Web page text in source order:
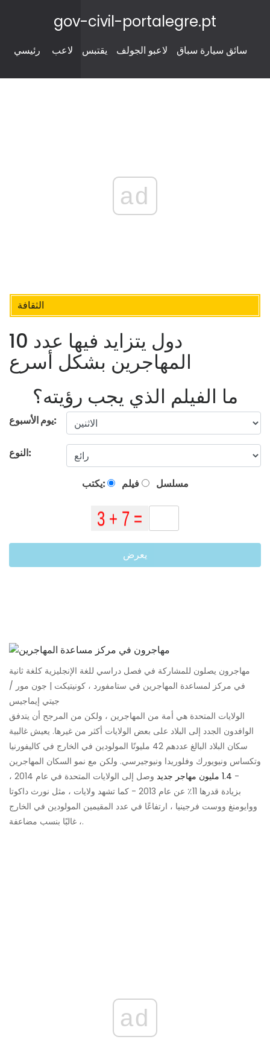
gov-civil-portalegre.pt
رئيسي لاعب يقتبس لاعبو الجولف سائق سيارة سباق
ad
الثقافة
10 دول يتزايد فيها عدد
المهاجرين بشكل أسرع
ما الفيلم الذي يجب رؤيته؟
يوم الأسبوع:
النوع:
يكتب: فيلم مسلسل
يعرض
مهاجرون يصلون للمشاركة في فصل دراسي للغة الإنجليزية كلغة ثانية
في مركز لمساعدة المهاجرين في ستامفورد ، كونيتيكت | جون مور /
جيتي إيماجيس
الولايات المتحدة هي أمة من المهاجرين ، ولكن من المرجح أن يتدفق
الوافدون الجدد إلى البلاد على بعض الولايات أكثر من غيرها. يعيش غالبية
سكان البلاد البالغ عددهم 42 مليونًا المولودين في الخارج في كاليفورنيا
وتكساس ونيويورك وفلوريدا ونيوجيرسي. ولكن مع نمو السكان المهاجرين
- 1.4 مليون مهاجر جديد
وصل إلى الولايات المتحدة في عام 2014 ،
بزيادة قدرها 11٪ عن عام 2013 - كما تشهد ولايات ، مثل نورث داكوتا
ووايومنغ ووست فرجينيا ، ارتفاعًا في عدد المقيمين المولودين في الخارج
، غالبًا بنسب مضاعفة.
ad